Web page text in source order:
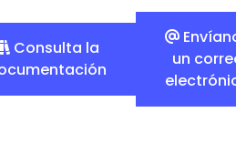
Consulta la
un